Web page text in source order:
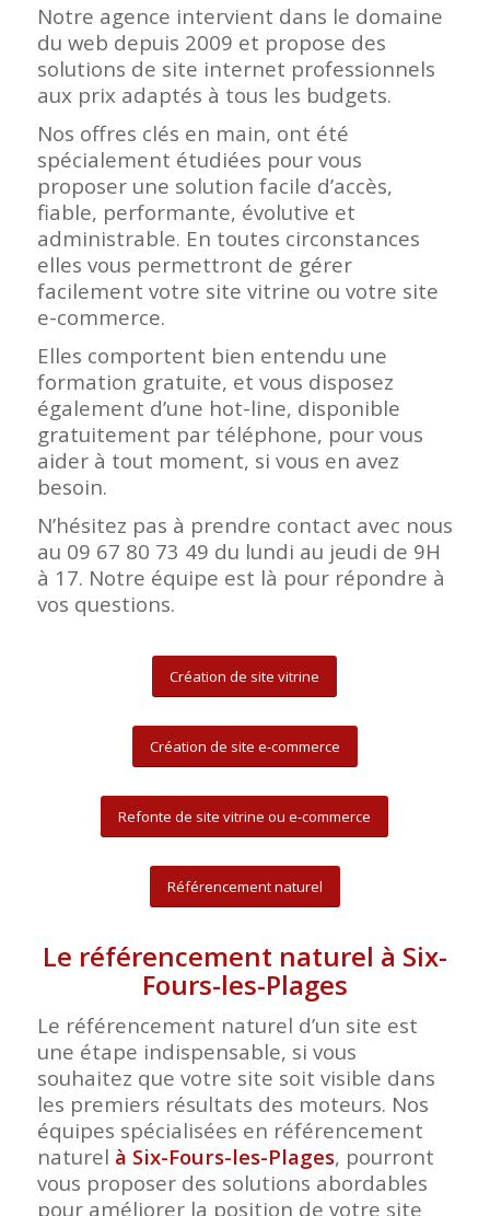
Notre agence intervient dans le domaine
du web depuis 2009 et propose des
solutions de site internet professionnels
aux prix adaptés à tous les budgets.
Nos offres clés en main, ont été
spécialement étudiées pour vous
proposer une solution facile d’accès,
fiable, performante, évolutive et
administrable. En toutes circonstances
elles vous permettront de gérer
facilement votre site vitrine ou votre site
e-commerce.
Elles comportent bien entendu une
formation gratuite, et vous disposez
également d’une hot-line, disponible
gratuitement par téléphone, pour vous
aider à tout moment, si vous en avez
besoin.
N’hésitez pas à prendre contact avec nous
au 09 67 80 73 49 du lundi au jeudi de 9H
à 17. Notre équipe est là pour répondre à
vos questions.
Création de site vitrine
Création de site e-commerce
Refonte de site vitrine ou e-commerce
Référencement naturel
Le référencement naturel à Six-
Fours-les-Plages
Le référencement naturel d’un site est
une étape indispensable, si vous
souhaitez que votre site soit visible dans
les premiers résultats des moteurs. Nos
équipes spécialisées en référencement
naturel à Six-Fours-les-Plages, pourront
vous proposer des solutions abordables
pour améliorer la position de votre site